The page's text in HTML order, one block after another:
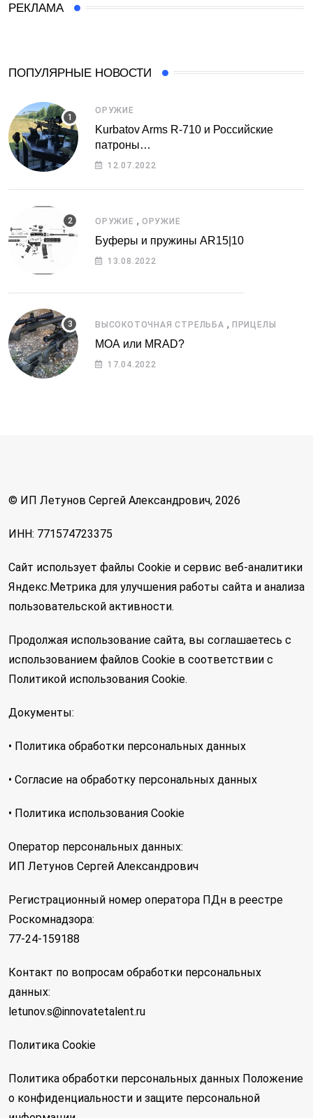
РЕКЛАМА
ПОПУЛЯРНЫЕ НОВОСТИ
ОРУЖИЕ
Kurbatov Arms R-710 и Российские
патроны…
12.07.2022
ОРУЖИЕ , ОРУЖИЕ
Буферы и пружины AR15|10
13.08.2022
ВЫСОКОТОЧНАЯ СТРЕЛЬБА , ПРИЦЕЛЫ
МОА или MRAD?
17.04.2022
© ИП Летунов Сергей Александрович, 2026
ИНН: 771574723375
Сайт использует файлы Cookie и сервис веб-аналитики
Яндекс.Метрика для улучшения работы сайта и анализа
пользовательской активности.
Продолжая использование сайта, вы соглашаетесь с
использованием файлов Cookie в соответствии с
Политикой использования Cookie.
Документы:
• Политика обработки персональных данных
• Согласие на обработку персональных данных
• Политика использования Cookie
Оператор персональных данных:
ИП Летунов Сергей Александрович
Регистрационный номер оператора ПДн в реестре
Роскомнадзора:
77-24-159188
Контакт по вопросам обработки персональных
данных:
letunov.s@innovatetalent.ru
Политика Cookie
Политика обработки персональных данных Положение
о конфиденциальности и защите персональной